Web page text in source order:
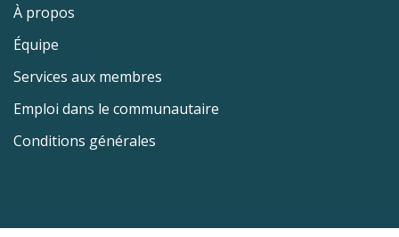
À propos
Équipe
Services aux membres
Emploi dans le communautaire
Conditions générales